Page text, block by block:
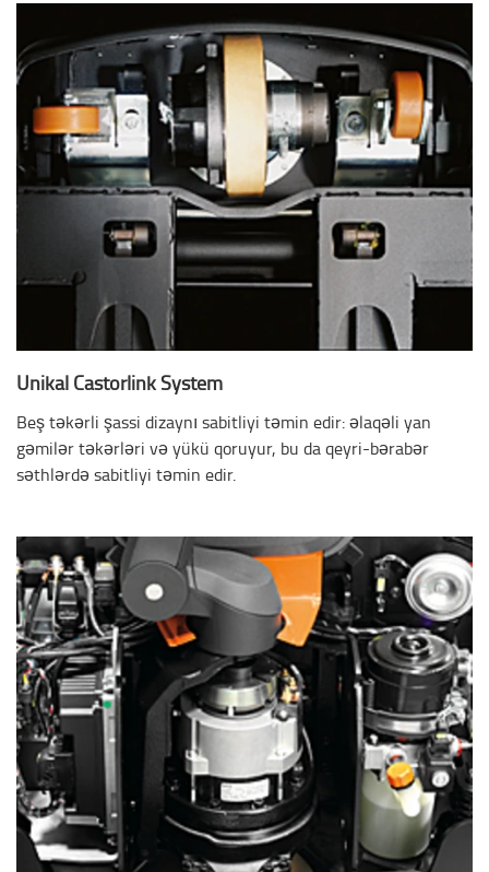
Unikal Castorlink System
Beş təkərli şassi dizaynı sabitliyi təmin edir: əlaqəli yan
gəmilər təkərləri və yükü qoruyur, bu da qeyri-bərabər
səthlərdə sabitliyi təmin edir.